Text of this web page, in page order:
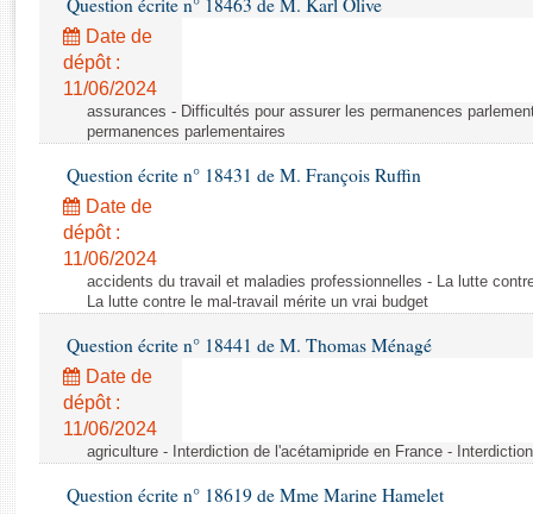
Rapports d'enquête
Rapports législatifs
Rapports sur l'application des lois
Baromètre de l’application des lois
Budget et sécurité sociale
Questions écrites et orales
Comptes rendus des débats
Question écrite n° 18463 de M. Karl Olive
Date de
dépôt :
11/06/2024
assurances - Difficultés pour assurer les permanences
permanences parlementaires
Question écrite n° 18431 de M. François Ruffin
Date de
dépôt :
11/06/2024
accidents du travail et maladies professionnelles - La lutte
La lutte contre le mal-travail mérite un vrai budget
Question écrite n° 18441 de M. Thomas Ménagé
Date de
dépôt :
11/06/2024
agriculture - Interdiction de l'acétamipride en France -
Question écrite n° 18619 de Mme Marine Hamelet